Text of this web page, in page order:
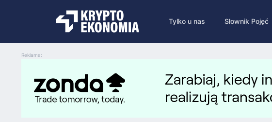
Tylko u nas Słownik Pojęć
Reklama: